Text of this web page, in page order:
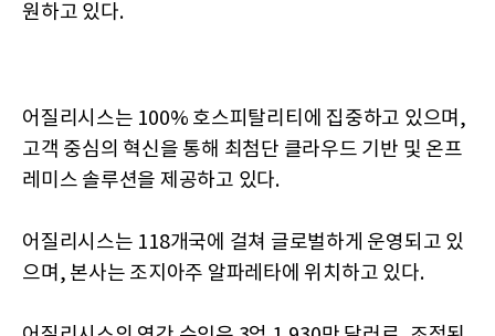
원하고 있다.
어질리시스는 100% 호스피탈리티에 집중하고 있으며,
고객 중심의 혁신을 통해 최첨단 클라우드 기반 및 온프
레미스 솔루션을 제공하고 있다.
어질리시스는 118개국에 걸쳐 글로벌하게 운영되고 있
으며, 본사는 조지아주 알파레타에 위치하고 있다.